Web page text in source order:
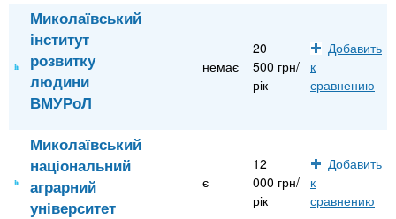
Миколаївський
інститут
розвитку
людини
ВМУРоЛ
немає
20
500 грн/
рік
Добавить
к
сравнению
Миколаївський
національний
аграрний
університет
є
12
000 грн/
рік
Добавить
к
сравнению